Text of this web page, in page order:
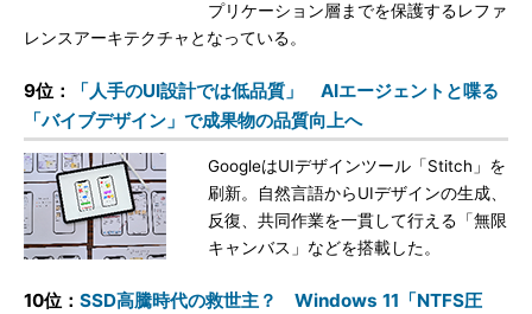
プリケーション層までを保護するレファ
レンスアーキテクチャとなっている。
9位：
「人手のUI設計では低品質」 AIエージェントと喋る
「バイブデザイン」で成果物の品質向上へ
GoogleはUIデザインツール「Stitch」を
刷新。自然言語からUIデザインの生成、
反復、共同作業を一貫して行える「無限
キャンバス」などを搭載した。
10位： SSD高騰時代の救世主？ Windows 11「NTFS圧